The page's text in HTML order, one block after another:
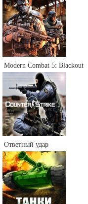
Modern Combat 5: Blackout
Ответный удар